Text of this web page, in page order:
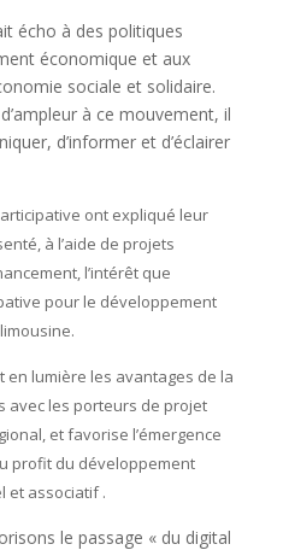
écho à des politiques
économique et aux
sociale et solidaire.
à ce mouvement, il
d’informer et d’éclairer
ont expliqué leur
à l’aide de projets
l’intérêt que
pour le développement
en lumière les avantages de la
avec les porteurs de projet
et favorise l’émergence
profit du développement
et associatif .
le passage « du digital